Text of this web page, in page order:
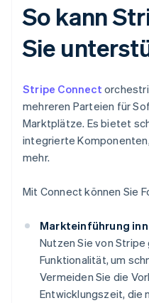
So kann
Sie
Stripe Connect
mehreren Parteien für
Marktplätze. Es bietet
integrierte
mehr.
Mit Connect können Sie
Markteinführung
Nutzen Sie von
Funktionalität, um
Vermeiden Sie die
Entwicklungszeit, die